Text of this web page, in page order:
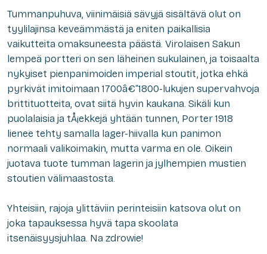
Tummanpuhuva, viinimäisiä sävyjä sisältävä olut on
tyylilajinsa keveämmästä ja eniten paikallisia
vaikutteita omaksuneesta päästä. Virolaisen Sakun
lempeä portteri on sen läheinen sukulainen, ja toisaalta
nykyiset pienpanimoiden imperial stoutit, jotka ehkä
pyrkivät imitoimaan 1700â€“1800-lukujen supervahvoja
brittituotteita, ovat siitä hyvin kaukana. Sikäli kun
puolalaisia ja tÅ¡ekkejä yhtään tunnen, Porter 1918
lienee tehty samalla lager-hiivalla kun panimon
normaali valikoimakin, mutta varma en ole. Oikein
juotava tuote tumman lagerin ja jylhempien mustien
stoutien välimaastosta.
Yhteisiin, rajoja ylittäviin perinteisiin katsova olut on
joka tapauksessa hyvä tapa skoolata
itsenäisyysjuhlaa. Na zdrowie!